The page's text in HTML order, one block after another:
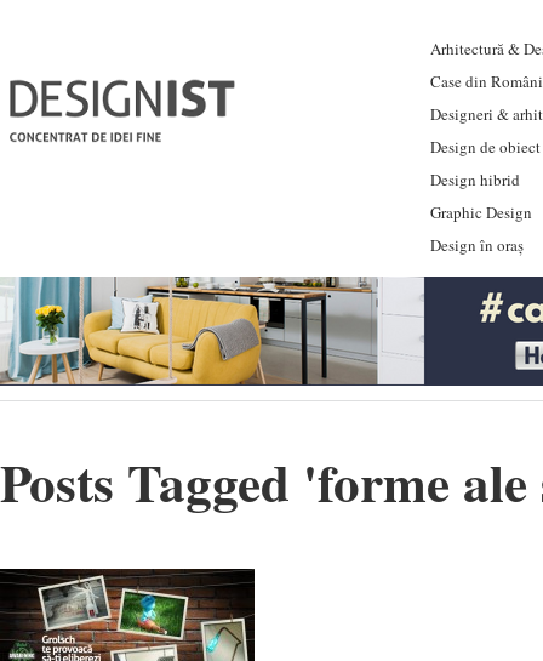
Arhitectură &
Case din
Designeri &
Design de obiect
Design hibrid
Graphic Design
Design în oraș
Posts Tagged 'forme